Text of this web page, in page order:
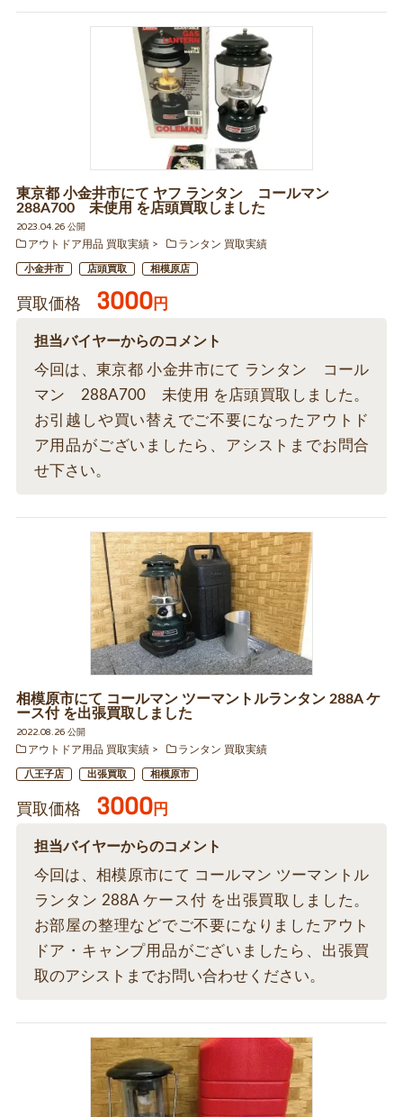
東京都 小金井市にて ヤフ ランタン コールマン
288A700 未使用 を店頭買取しました
2023.04.26 公開
アウトドア用品 買取実績
ランタン 買取実績
小金井市 店頭買取 相模原店
買取価格 3000円
担当バイヤーからのコメント
今回は、東京都 小金井市にて ランタン コール
マン 288A700 未使用 を店頭買取しました。
お引越しや買い替えでご不要になったアウトド
ア用品がございましたら、アシストまでお問合
せ下さい。
相模原市にて コールマン ツーマントルランタン 288A ケ
ース付 を出張買取しました
2022.08.26 公開
アウトドア用品 買取実績
ランタン 買取実績
八王子店 出張買取 相模原市
買取価格 3000円
担当バイヤーからのコメント
今回は、相模原市にて コールマン ツーマントル
ランタン 288A ケース付 を出張買取しました。
お部屋の整理などでご不要になりましたアウト
ドア・キャンプ用品がございましたら、出張買
取のアシストまでお問い合わせください。